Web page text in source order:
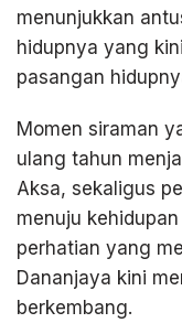
menunjukkan
hidupnya yang
pasangan
Momen siraman
ulang tahun
Aksa, sekaligus
menuju
perhatian yang
Dananjaya kini
berkembang.